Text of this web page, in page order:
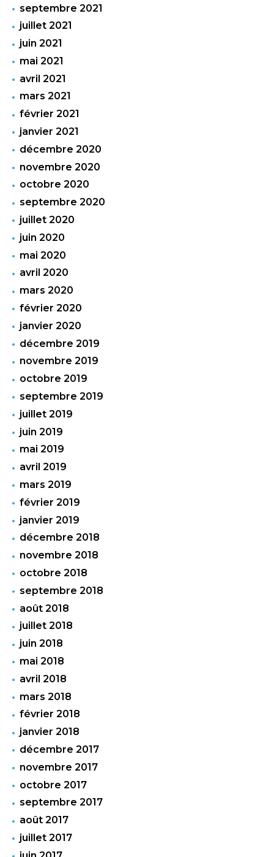
septembre 2021
juillet 2021
juin 2021
mai 2021
avril 2021
mars 2021
février 2021
janvier 2021
décembre 2020
novembre 2020
octobre 2020
septembre 2020
juillet 2020
juin 2020
mai 2020
avril 2020
mars 2020
février 2020
janvier 2020
décembre 2019
novembre 2019
octobre 2019
septembre 2019
juillet 2019
juin 2019
mai 2019
avril 2019
mars 2019
février 2019
janvier 2019
décembre 2018
novembre 2018
octobre 2018
septembre 2018
août 2018
juillet 2018
juin 2018
mai 2018
avril 2018
mars 2018
février 2018
janvier 2018
décembre 2017
novembre 2017
octobre 2017
septembre 2017
août 2017
juillet 2017